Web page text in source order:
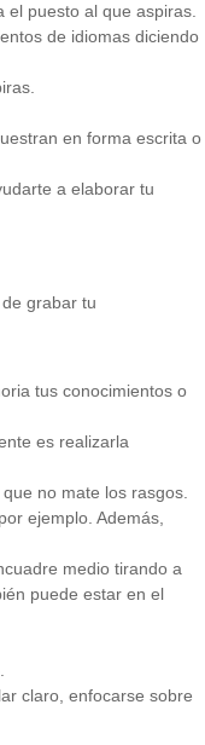
el puesto al que aspiras.
de idiomas diciendo
en forma escrita o
a elaborar tu
grabar tu
tus conocimientos o
es realizarla
no mate los rasgos.
ejemplo. Además,
medio tirando a
puede estar en el
claro, enfocarse sobre